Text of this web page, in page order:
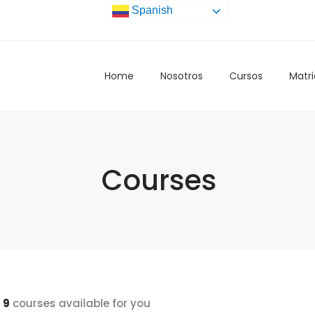
Home Nosotros Cursos
Courses
9 courses available for you
Spanish